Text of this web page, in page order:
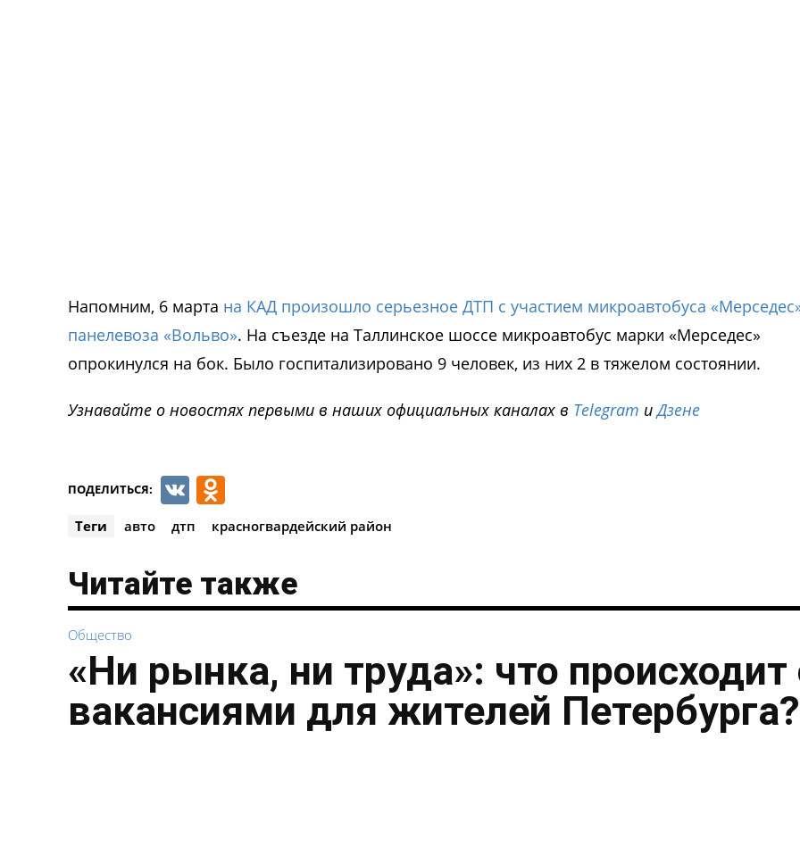
Напомним, 6 марта на КАД произошло серьезное ДТП с участием микроавтобуса
панелевоза «Вольво». На съезде на Таллинское шоссе микроавтобус марки «Мерседес»
опрокинулся на бок. Было госпитализировано 9 человек, из них 2 в тяжелом состоянии.
Узнавайте о новостях первыми в наших официальных каналах в Telegram иДзене
ПОДЕЛИТЬСЯ: VK
Теги авто дтп красногвардейский район
Читайте также
Общество
«Ни рынка, ни труда»: что происходит
вакансиями для жителей Петербурга?